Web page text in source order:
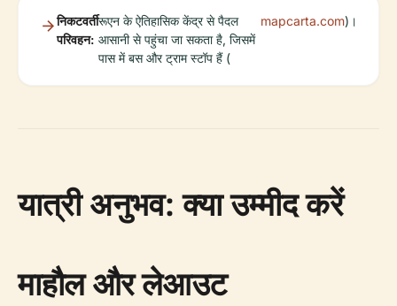
निकटवर्ती
परिवहन:
रूएन के ऐतिहासिक केंद्र से पैदल
आसानी से पहुंचा जा सकता है, जिसमें
पास में बस और ट्राम स्टॉप हैं (
mapcarta.com)।
यात्री अनुभव: क्या उम्मीद करें
माहौल और लेआउट